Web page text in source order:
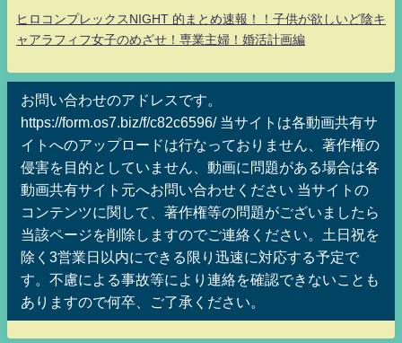
ヒロコンプレックスNIGHT 的まとめ速報！！子供が欲しいど陰キ
ャアラフィフ女子のめざせ！専業主婦！婚活計画編
お問い合わせのアドレスです。
https://form.os7.biz/f/c82c6596/ 当サイトは各動画共有サ
イトへのアップロードは行なっておりません、著作権の
侵害を目的としていません、動画に問題がある場合は各
動画共有サイト元へお問い合わせください 当サイトの
コンテンツに関して、著作権等の問題がございましたら
当該ページを削除しますのでご連絡ください。土日祝を
除く3営業日以内にできる限り迅速に対応する予定で
す。不慮による事故等により連絡を確認できないことも
ありますので何卒、ご了承ください。